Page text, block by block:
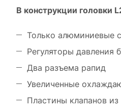
В конструкции головки
Только алюминиевые
Регуляторы
Два разъема рапид
Увеличенные
Пластины клапанов